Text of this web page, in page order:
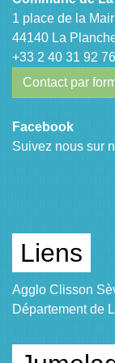
1 place de la
44140 La
+33 2 40 31 92 76
Contact par
Facebook
Suivez nous sur
Liens
Agglo Clisson
Département de